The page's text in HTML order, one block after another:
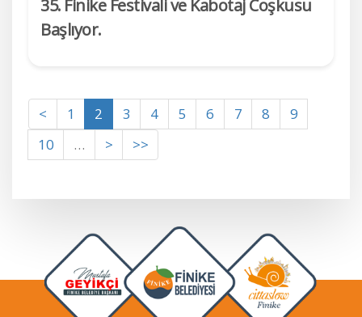
35.⁠ ⁠Finike Festivali ve Kabotaj Coşkusu
Başlıyor.
< 1 2 3 4 5 6 7 8
9
10
… > >>